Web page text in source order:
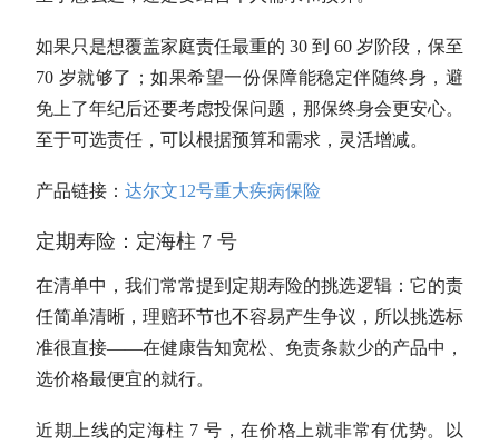
如果只是想覆盖家庭责任最重的 30 到 60 岁阶段，保至
70 岁就够了；如果希望一份保障能稳定伴随终身，避
免上了年纪后还要考虑投保问题，那保终身会更安心。
至于可选责任，可以根据预算和需求，灵活增减。
产品链接： 达尔文12号重大疾病保险
定期寿险：定海柱 7 号
在清单中，我们常常提到定期寿险的挑选逻辑：它的责
任简单清晰，理赔环节也不容易产生争议，所以挑选标
准很直接——在健康告知宽松、免责条款少的产品中，
选价格最便宜的就行。
近期上线的定海柱 7 号，在价格上就非常有优势。以